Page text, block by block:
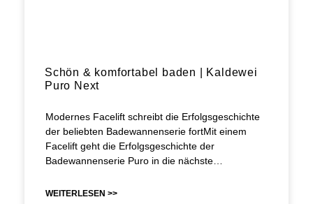
Schön & komfortabel baden | Kaldewei
Puro Next
Modernes Facelift schreibt die Erfolgsgeschichte
der beliebten Badewannenserie fortMit einem
Facelift geht die Erfolgsgeschichte der
Badewannenserie Puro in die nächste…
WEITERLESEN >>